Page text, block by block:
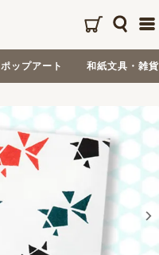
ポップアート 和紙文具・雑貨